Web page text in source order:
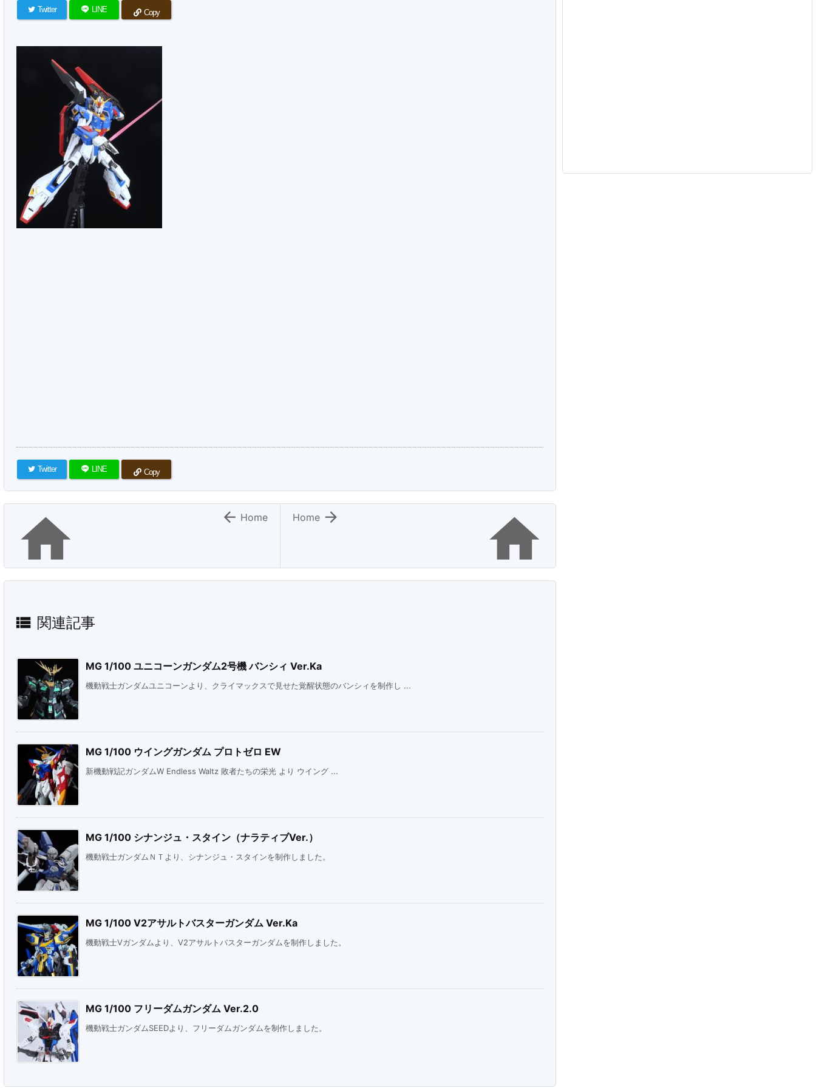
Twitter LINE Copy
Twitter LINE Copy


Home
  Home
 関連記事
MG 1/100 ユニコーンガンダム2号機 バンシィ Ver.Ka
機動戦士ガンダムユニコーンより、クライマックスで見せた覚醒状態のバンシィを制作し ...
MG 1/100 ウイングガンダム プロトゼロ EW
新機動戦記ガンダムW Endless Waltz 敗者たちの栄光 より ウイング ...
MG 1/100 シナンジュ・スタイン（ナラティブVer.）
機動戦士ガンダムＮＴより、シナンジュ・スタインを制作しました。
MG 1/100 V2アサルトバスターガンダム Ver.Ka
機動戦士Vガンダムより、V2アサルトバスターガンダムを制作しました。
MG 1/100 フリーダムガンダム Ver.2.0
機動戦士ガンダムSEEDより、フリーダムガンダムを制作しました。